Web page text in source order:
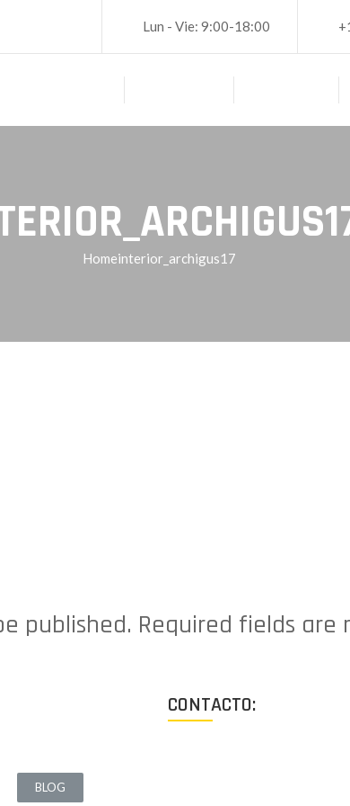
Lun - Vie: 9:00-18:00
Homeinterior_archigus17
published. Required fields are
BLOG
CONTACTO: